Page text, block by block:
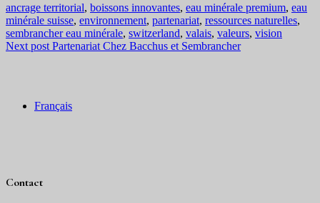
Tags
ancrage territorial, boissons innovantes, eau minérale premium, eau
minérale suisse, environnement, partenariat, ressources naturelles,
sembrancher eau minérale, switzerland, valais, valeurs, vision
Next post Partenariat Chez Bacchus et Sembrancher
Français
Contact